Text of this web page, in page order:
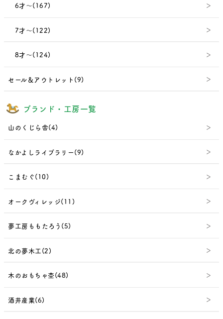
6才～(167)
7才～(122)
8才～(124)
セール＆アウトレット(9)
ブランド・工房一覧
山のくじら舎(4)
なかよしライブラリー(9)
こまむぐ(10)
オークヴィレッジ(11)
夢工房ももたろう(5)
北の夢木工(2)
木のおもちゃ杢(48)
酒井産業(6)